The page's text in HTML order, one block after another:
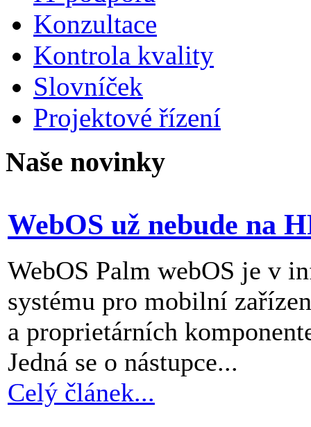
Konzultace
Kontrola kvality
Slovníček
Projektové řízení
Naše novinky
WebOS už nebude na
WebOS Palm webOS je v
systému pro mobilní
a proprietárních
Jedná se o nástupce...
Celý článek...